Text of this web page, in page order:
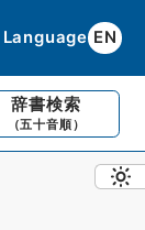
Language EN
辞書検索
（五十音順）